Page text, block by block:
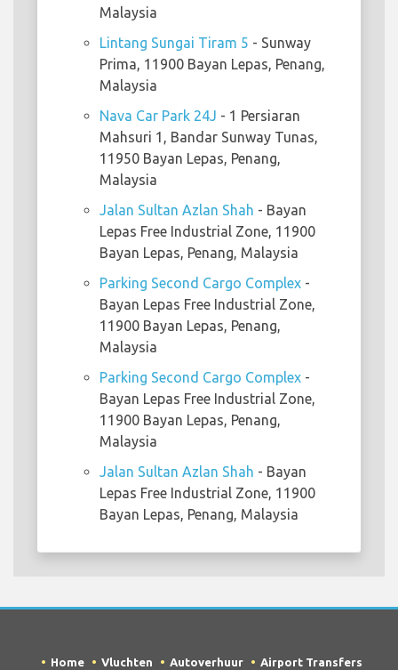
Malaysia
Lintang Sungai Tiram 5 - Sunway
Prima, 11900 Bayan Lepas, Penang,
Malaysia
Nava Car Park 24J - 1 Persiaran
Mahsuri 1, Bandar Sunway Tunas,
11950 Bayan Lepas, Penang,
Malaysia
Jalan Sultan Azlan Shah - Bayan
Lepas Free Industrial Zone, 11900
Bayan Lepas, Penang, Malaysia
Parking Second Cargo Complex -
Bayan Lepas Free Industrial Zone,
11900 Bayan Lepas, Penang,
Malaysia
Parking Second Cargo Complex -
Bayan Lepas Free Industrial Zone,
11900 Bayan Lepas, Penang,
Malaysia
Jalan Sultan Azlan Shah - Bayan
Lepas Free Industrial Zone, 11900
Bayan Lepas, Penang, Malaysia
Home Vluchten Autoverhuur Airport Transfers